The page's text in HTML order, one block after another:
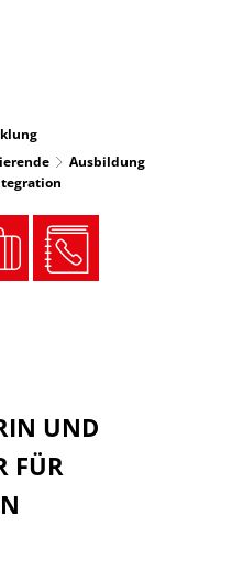
Ausbildung
UND
FÜR